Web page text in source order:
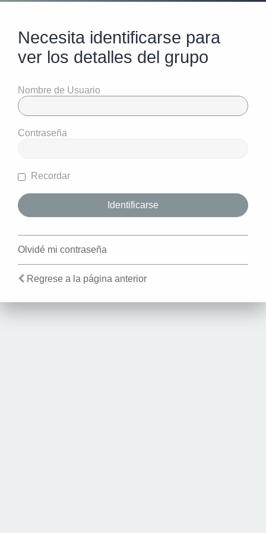
Necesita identificarse para
ver los detalles del grupo
Nombre de Usuario
Contraseña
Recordar
Olvidé mi contraseña
Regrese a la página anterior